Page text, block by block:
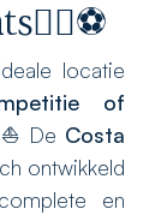
locatie
of
De Costa
ontwikkeld
en